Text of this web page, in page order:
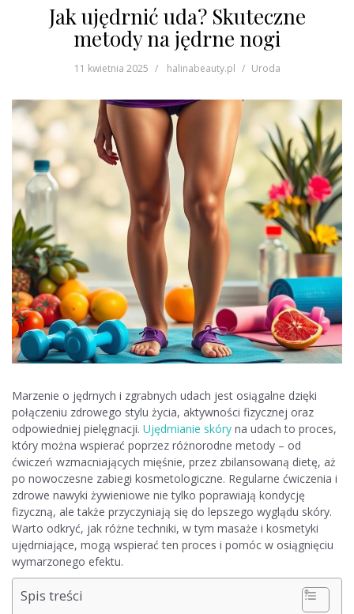
Jak ujędrnić uda? Skuteczne
metody na jędrne nogi
11 kwietnia 2025 halinabeauty.pl Uroda
Marzenie o jędrnych i zgrabnych udach jest osiągalne dzięki
połączeniu zdrowego stylu życia, aktywności fizycznej oraz
odpowiedniej pielęgnacji. Ujędrnianie skóry na udach to proces,
który można wspierać poprzez różnorodne metody – od
ćwiczeń wzmacniających mięśnie, przez zbilansowaną dietę, aż
po nowoczesne zabiegi kosmetologiczne. Regularne ćwiczenia i
zdrowe nawyki żywieniowe nie tylko poprawiają kondycję
fizyczną, ale także przyczyniają się do lepszego wyglądu skóry.
Warto odkryć, jak różne techniki, w tym masaże i kosmetyki
ujędrniające, mogą wspierać ten proces i pomóc w osiągnięciu
wymarzonego efektu.
Spis treści